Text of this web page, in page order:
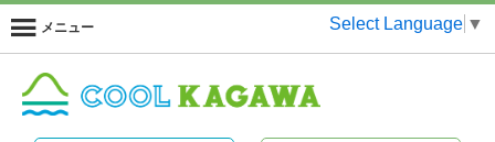
メニュー Select Language ▼